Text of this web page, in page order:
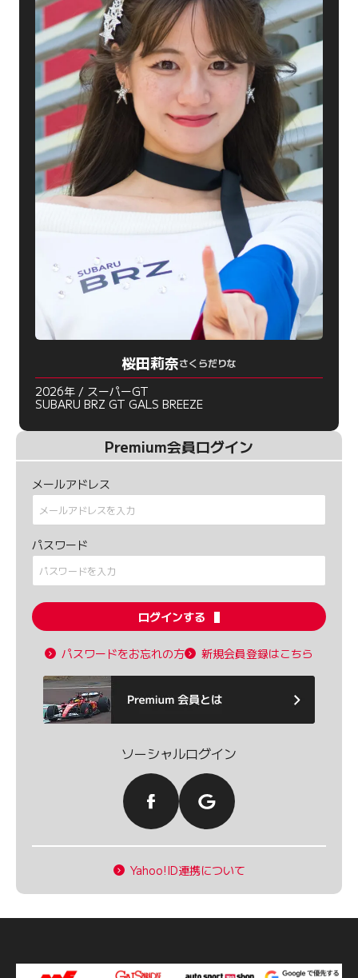
桜田莉奈さくらだりな
2026年 / スーパーGT
SUBARU BRZ GT GALS BREEZE
Premium会員ログイン
メールアドレス
パスワード
ログインする
パスワードをお忘れの方 新規会員登録はこちら
ソーシャルログイン
Yahoo!ID連携について